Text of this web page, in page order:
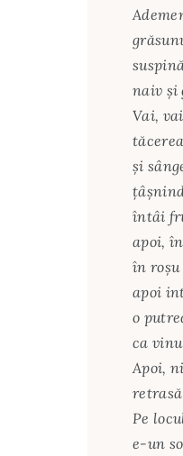
naiv şi
Vai,
şi
întâi
apoi,
în roşu
apoi
o
ca
Apoi,
Pe
e-un